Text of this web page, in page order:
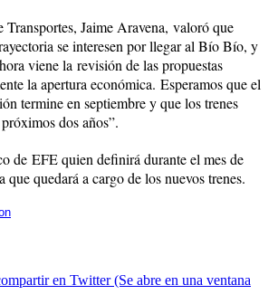
Transportes, Jaime Aravena, valoró que
se interesen por llegar al Bío Bío, y
viene la revisión de las propuestas
la apertura económica. Esperamos que el
termine en septiembre y que los trenes
dos años”.
de EFE quien definirá durante el mes de
que quedará a cargo de los nuevos trenes.
en Twitter (Se abre en una ventana